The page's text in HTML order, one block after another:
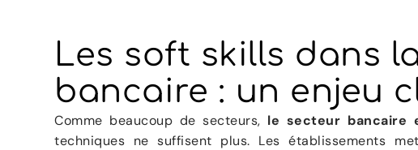
Les soft skills dans
bancaire : un enjeu
Comme beaucoup de secteurs, le secteur bancaire
techniques ne suffisent plus. Les établissements